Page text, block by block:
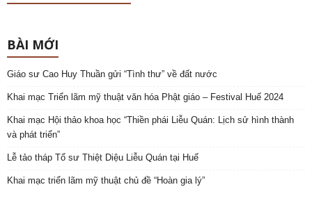
BÀI MỚI
Giáo sư Cao Huy Thuần gửi “Tình thư” về đất nước
Khai mạc Triển lãm mỹ thuật văn hóa Phật giáo – Festival Huế 2024
Khai mạc Hội thảo khoa học “Thiền phái Liễu Quán: Lịch sử hình thành
và phát triển”
Lễ tảo tháp Tổ sư Thiệt Diệu Liễu Quán tại Huế
Khai mạc triển lãm mỹ thuật chủ đề “Hoàn gia lý”